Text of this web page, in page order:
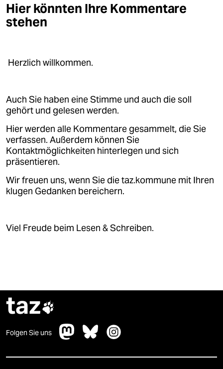
Hier könnten Ihre Kommentare
stehen
Herzlich willkommen.
Auch Sie haben eine Stimme und auch die soll
gehört und gelesen werden.
Hier werden alle Kommentare gesammelt, die Sie
verfassen. Außerdem können Sie
Kontaktmöglichkeiten hinterlegen und sich
präsentieren.
Wir freuen uns, wenn Sie die taz.kommune mit Ihren
klugen Gedanken bereichern.
Viel Freude beim Lesen & Schreiben.
taz
Folgen Sie uns